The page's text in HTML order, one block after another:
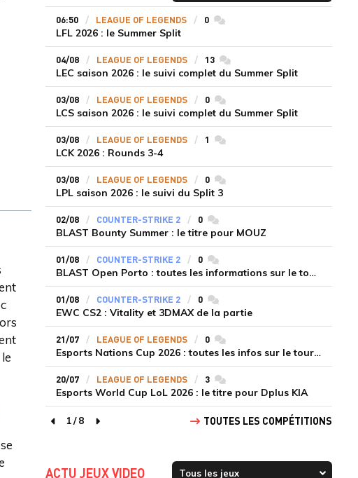
06:50 LEAGUE OF LEGENDS 0commentaires
LFL 2026 : le Summer Split
04/08 LEAGUE OF LEGENDS 13commentaires
LEC saison 2026 : le suivi complet du Summer Split
03/08 LEAGUE OF LEGENDS 0commentaires
LCS saison 2026 : le suivi complet du Summer Split
03/08 LEAGUE OF LEGENDS 1 commentaires
LCK 2026 : Rounds 3-4
03/08 LEAGUE OF LEGENDS 0commentaires
LPL saison 2026 : le suivi du Split 3
02/08 COUNTER-STRIKE 2 0commentaires
BLAST Bounty Summer : le titre pour MOUZ
01/08 COUNTER-STRIKE 2 0commentaires
BLAST Open Porto : toutes les informations sur le tournoi
01/08 COUNTER-STRIKE 2 0commentaires
EWC CS2 : Vitality et 3DMAX de la partie
21/07 LEAGUE OF LEGENDS 0commentaires
Esports Nations Cup 2026 : toutes les infos sur le tournoi
20/07 LEAGUE OF LEGENDS 3commentaires
Esports World Cup LoL 2026 : le titre pour Dplus KIA
page précédente
1/8
page suivante
TOUTES LES COMPÉTITIONS
ACTU JEUX VIDEO